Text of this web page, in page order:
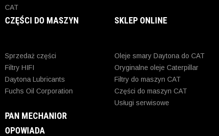
CAT
CZĘŚCI DO MASZYN
Sprzedaż części
Filtry HIFI
Daytona Lubricants
Fuchs Oil Corporation
SKLEP ONLINE
Oleje smary Daytona do CAT
Oryginalne oleje Caterpillar
Filtry do maszyn CAT
Części do maszyn CAT
Usługi serwisowe
PAN MECHANIOR
OPOWIADA